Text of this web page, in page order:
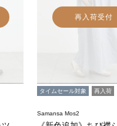
再入荷受付
タイムセール対象 再入荷
Samansa Mos2